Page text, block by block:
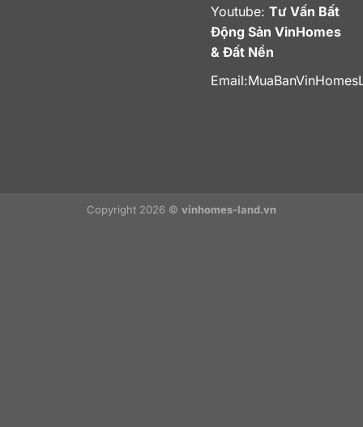
Youtube: Tư Vấn Bất
Động Sản VinHomes
& Đất Nền
Email:
Copyright 2026 © vinhomes-land.vn